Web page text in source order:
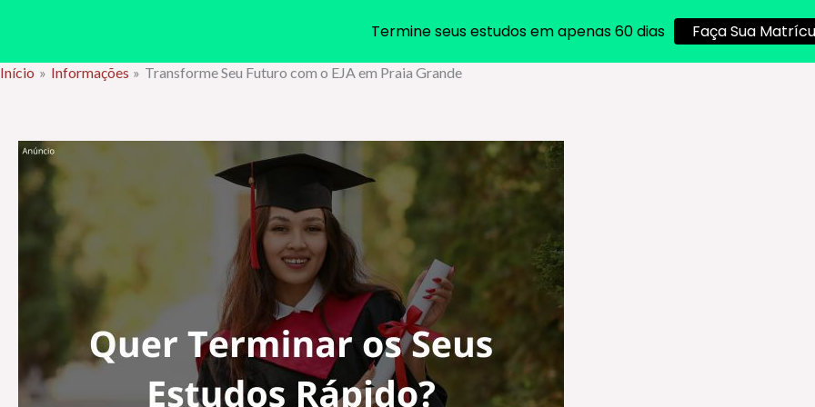
Ir
conteúdo
Início Informações Transforme Seu Futuro com o EJA em Praia Grande
Termine seus estudos em apenas 60 dias Faça Sua